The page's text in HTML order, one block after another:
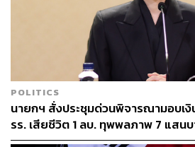
ทั้งนี้ สื่อท้องถิ่นสหรัฐฯ บางสำนัก ยังร
ต้องการให้คิวบาปลดประธานาธิบดีมิ
จากตำแหน่งและแต่งตั้งผู้นำคนอื่นขึ้น
โดยแม้ว่าฝ่ายบริหารของทรัมป์จะยัง
ต้องการเป็นพิเศษ แต่รายงานระบุว่า
สำคัญ เช่น ราอูล กิเยร์โม โรดริเกซ
POLITICS
นายกฯ สั่งประชุมด่วนพิจารณามอบเงิ
รร. เสียชีวิต 1 ลบ. ทุพพลภาพ 7 แสน
แสนบาท บาดเจ็บเล็กน้อย 1 แสนบาท